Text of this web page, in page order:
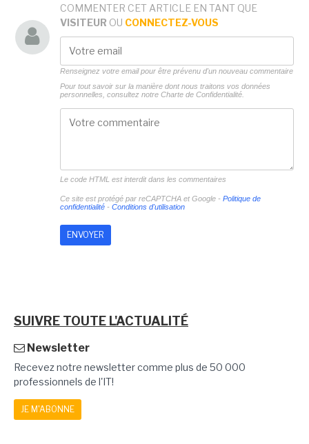
COMMENTER CET ARTICLE EN TANT QUE
VISITEUR OU CONNECTEZ-VOUS
Renseignez votre email pour être prévenu d'un nouveau commentaire
Pour tout savoir sur la manière dont nous traitons vos données
personnelles, consultez notre Charte de Confidentialité.
Le code HTML est interdit dans les commentaires
Ce site est protégé par reCAPTCHA et Google - Politique de
confidentialité- Conditions d'utilisation
SUIVRE TOUTE L'ACTUALITÉ
Newsletter
Recevez notre newsletter comme plus de 50 000
professionnels de l'IT!
JE M'ABONNE